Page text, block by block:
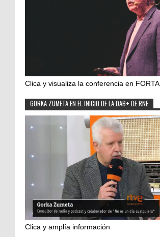
Clica y visualiza la conferencia en FORTA
GORKA ZUMETA EN EL INICIO DE LA DAB+ DE RNE
Clica y amplía información